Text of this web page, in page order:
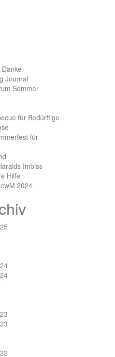
Journal
Sommer
für Bedürftige
für
Imbiss
Hilfe
2024